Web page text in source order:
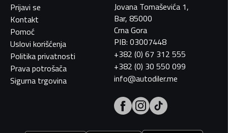
Prijavi se
Kontakt
Pomoć
Uslovi korišćenja
Politika privatnosti
Prava potrošača
Sigurna trgovina
Jovana Tomaševića 1,
Bar, 85000
Crna Gora
PIB: 03007448
+382 (0) 67 312 555
+382 (0) 30 550 099
info@autodiler.me